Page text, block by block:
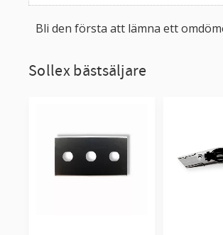
Bli den första att lämna ett
Sollex bästsäljare